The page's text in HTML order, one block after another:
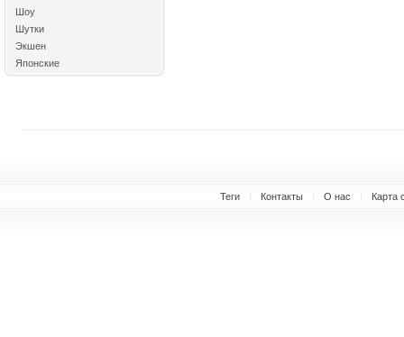
Шоу
Шутки
Экшен
Японские
Теги Контакты О нас Карта